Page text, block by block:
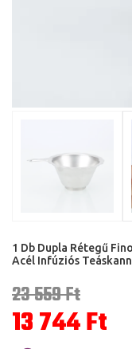
1 Db Dupla Rétegű
Acél Infúziós
23 559Ft
13 744Ft